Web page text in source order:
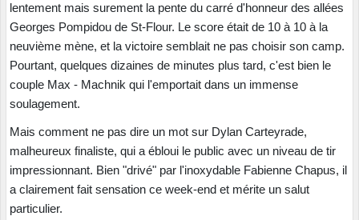
lentement mais surement la pente du carré d'honneur des allées
Georges Pompidou de St-Flour. Le score était de 10 à 10 à la
neuvième mène, et la victoire semblait ne pas choisir son camp.
Pourtant, quelques dizaines de minutes plus tard, c'est bien le
couple Max - Machnik qui l'emportait dans un immense
soulagement.
Mais comment ne pas dire un mot sur Dylan Carteyrade,
malheureux finaliste, qui a ébloui le public avec un niveau de tir
impressionnant. Bien "drivé" par l'inoxydable Fabienne Chapus, il
a clairement fait sensation ce week-end et mérite un salut
particulier.